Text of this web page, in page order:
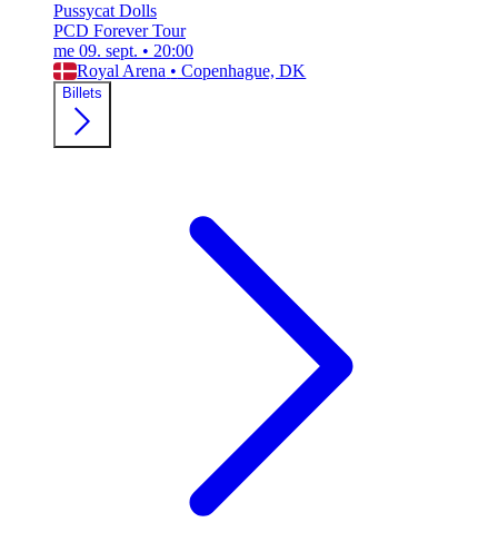
Pussycat Dolls
PCD Forever Tour
me 09. sept. • 20:00
Royal Arena • Copenhague, DK
Billets